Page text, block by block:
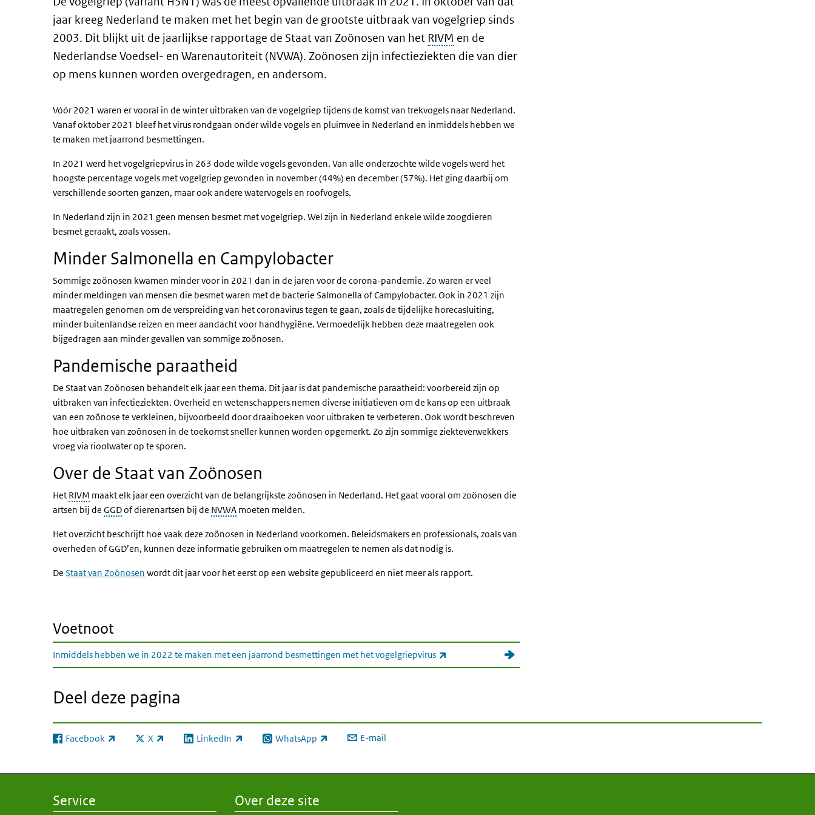
jaar kreeg Nederland te maken met het begin van de grootste uitbraak van vogelgriep sinds
2003. Dit blijkt uit de jaarlijkse rapportage de Staat van Zoönosen van het RIVM en de
Nederlandse Voedsel- en Warenautoriteit (NVWA). Zoönosen zijn infectieziekten die van dier
op mens kunnen worden overgedragen, en andersom.
Vóór 2021 waren er vooral in de winter uitbraken van de vogelgriep tijdens de komst van trekvogels naar Nederland.
Vanaf oktober 2021 bleef het virus rondgaan onder wilde vogels en pluimvee in Nederland en inmiddels hebben we
te maken met jaarrond besmettingen.
In 2021 werd het vogelgriepvirus in 263 dode wilde vogels gevonden. Van alle onderzochte wilde vogels werd het
hoogste percentage vogels met vogelgriep gevonden in november (44%) en december (57%). Het ging daarbij om
verschillende soorten ganzen, maar ook andere watervogels en roofvogels.
In Nederland zijn in 2021 geen mensen besmet met vogelgriep. Wel zijn in Nederland enkele wilde zoogdieren
besmet geraakt, zoals vossen.
Minder Salmonella en Campylobacter
Sommige zoönosen kwamen minder voor in 2021 dan in de jaren voor de corona-pandemie. Zo waren er veel
minder meldingen van mensen die besmet waren met de bacterie Salmonella of Campylobacter. Ook in 2021 zijn
maatregelen genomen om de verspreiding van het coronavirus tegen te gaan, zoals de tijdelijke horecasluiting,
minder buitenlandse reizen en meer aandacht voor handhygiëne. Vermoedelijk hebben deze maatregelen ook
bijgedragen aan minder gevallen van sommige zoönosen.
Pandemische paraatheid
De Staat van Zoönosen behandelt elk jaar een thema. Dit jaar is dat pandemische paraatheid: voorbereid zijn op
uitbraken van infectieziekten. Overheid en wetenschappers nemen diverse initiatieven om de kans op een uitbraak
van een zoönose te verkleinen, bijvoorbeeld door draaiboeken voor uitbraken te verbeteren. Ook wordt beschreven
hoe uitbraken van zoönosen in de toekomst sneller kunnen worden opgemerkt. Zo zijn sommige ziekteverwekkers
vroeg via rioolwater op te sporen.
Over de Staat van Zoönosen
Het RIVM maakt elk jaar een overzicht van de belangrijkste zoönosen in Nederland. Het gaat vooral om zoönosen die
artsen bij de GGDof dierenartsen bij de NVWA moeten melden.
Het overzicht beschrijft hoe vaak deze zoönosen in Nederland voorkomen. Beleidsmakers en professionals, zoals van
overheden of GGD’en, kunnen deze informatie gebruiken om maatregelen te nemen als dat nodig is.
De Staat van Zoönosen wordt dit jaar voor het eerst op een website gepubliceerd en niet meer als rapport.
Voetnoot
Inmiddels hebben we in 2022 te maken met een jaarrond besmettingen met het vogelgriepvirus
Deel deze pagina
Facebook
(externe link) X
(externe link) LinkedIn
(externe link) WhatsApp
(externe link) E-mail
Service Over deze site